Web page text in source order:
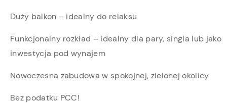
Duży balkon – idealny do relaksu
Funkcjonalny rozkład – idealny dla pary, singla lub jako
inwestycja pod wynajem
Nowoczesna zabudowa w spokojnej, zielonej okolicy
Bez podatku PCC!